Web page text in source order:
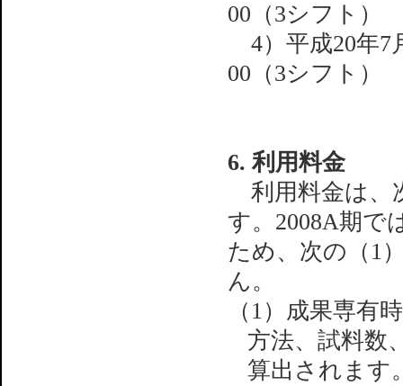
00（3シフト）
4）平成20年7
00（3シフト）
6. 利用料金
利用料金は、
す。2008A期で
ため、次の（1
ん。
（1）成果専有
方法、試料数
算出されます